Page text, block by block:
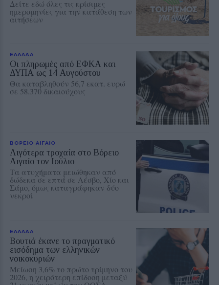
Δείτε εδώ όλες τις κρίσιμες
ημερομηνίες για την κατάθεση των
αιτήσεων
ΕΛΛΑΔΑ
Οι πληρωμές από ΕΦΚΑ και
ΔΥΠΑ ως 14 Αυγούστου
Θα καταβληθούν 56,7 εκατ. ευρώ
σε 58.370 δικαιούχους
ΒΟΡΕΙΟ ΑΙΓΑΙΟ
Λιγότερα τροχαία στο Βόρειο
Αιγαίο τον Ιούλιο
Τα ατυχήματα μειώθηκαν από
δώδεκα σε επτά σε Λέσβο, Χίο και
Σάμο, όμως καταγράφηκαν δύο
νεκροί
ΕΛΛΑΔΑ
Βουτιά έκανε το πραγματικό
εισόδημα των ελληνικών
νοικοκυριών
Μείωση 3,6% το πρώτο τρίμηνο του
2026, η χειρότερη επίδοση μεταξύ